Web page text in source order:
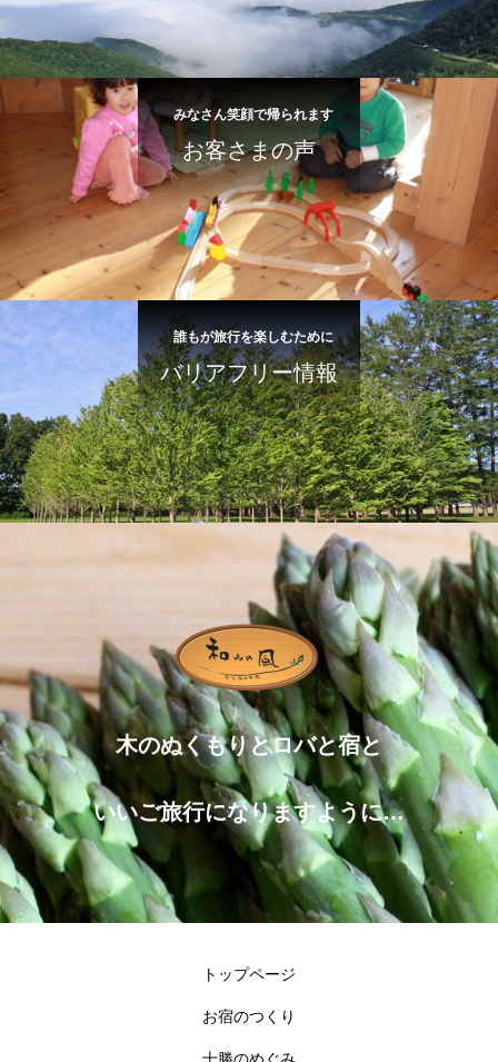
みなさん笑顔で帰られます
お客さまの声
誰もが旅行を楽しむために
バリアフリー情報
木のぬくもりとロバと宿と
いいご旅行になりますように…
トップページ
お宿のつくり
十勝のめぐみ